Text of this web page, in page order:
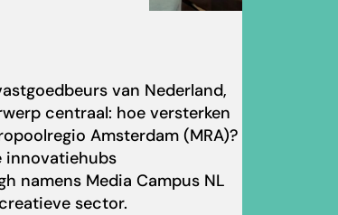
van Nederland,
centraal: hoe versterken
Amsterdam (MRA)?
innovatiehubs
namens Media Campus NL
sector.